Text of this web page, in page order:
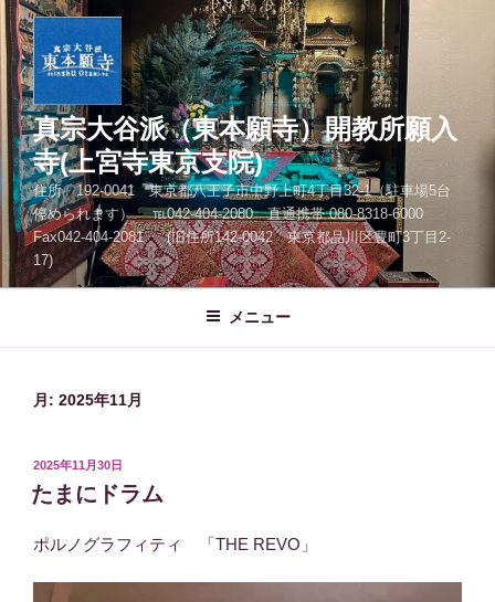
コ
ン
テ
ン
へ
ス
キ
ッ
プ
真宗大谷派（東本願寺）開教所願入
寺(上宮寺東京支院)
住所 192-0041 東京都八王子市中野上町4丁目32-1（駐車場5台
停められます） ℡042-404-2080 直通携帯 080-8318-6000
Fax042-404-2081 (旧住所142-0042 東京都品川区豊町3丁目2-
17)
メニュー
月: 2025年11月
投
稿
日:
2025年11月30日
たまにドラム
ポルノグラフィティ 「THE REVO」